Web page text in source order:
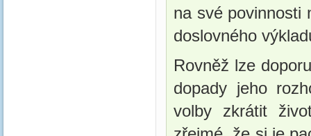
na své povinnosti
doslovného
Rovněž lze
dopady jeho
volby zkrátit